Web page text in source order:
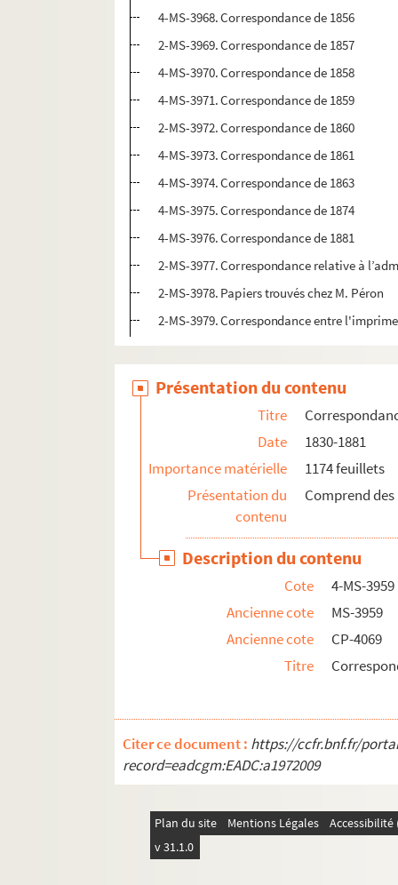
4-MS-3968. Correspondance de 1856
2-MS-3969. Correspondance de 1857
4-MS-3970. Correspondance de 1858
4-MS-3971. Correspondance de 1859
2-MS-3972. Correspondance de 1860
4-MS-3973. Correspondance de 1861
4-MS-3974. Correspondance de 1863
4-MS-3975. Correspondance de 1874
4-MS-3976. Correspondance de 1881
2-MS-3977. Correspondance relative à
2-MS-3978. Papiers trouvés chez M. Péron
2-MS-3979. Correspondance entre
Présentation du contenu
Titre
Date
1830-1881
Importance matérielle
1174 feuillets
Présentation du
contenu
Comprend
Description du contenu
Cote
4-MS-3959
Ancienne cote
MS-3959
Ancienne cote
CP-4069
Titre
Citer ce document : https://ccfr.bnf.fr/
record=eadcgm:EADC:a1972009
Plan du site Mentions Légales
v 31.1.0